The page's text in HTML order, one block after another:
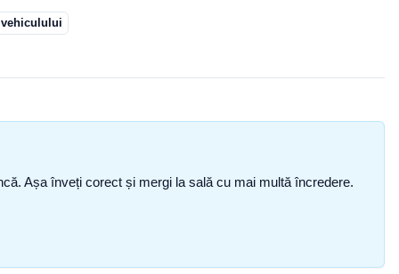
vehiculului
Așa înveți corect și mergi la sală cu mai multă încredere.